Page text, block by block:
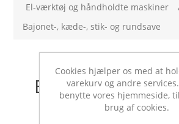
El-værktøj og håndholdte maskiner
Bajonet-, kæde-, stik- og rundsave
Bajonet-, kæde-,
rundsave
Cookies hjælper os med at
varekurv og andre
benytte vores hjemmeside,
brug af cookies.